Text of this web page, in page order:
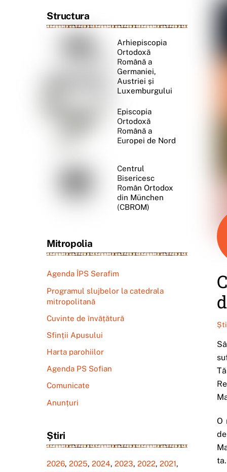
O
Structura
Arhiepiscopia
Ortodoxă
Română a
Germaniei,
Austriei și
Luxemburgului
Episcopia
Ortodoxă
Română a
Europei de Nord
Centrul
Bisericesc
Român Ortodox
din München
(CBROM)
Mitropolia
Agenda ÎPS Serafim
Programul slujbelor la catedrala
mitropolitană
Cuvinte de învățătură
Sfinții Apusului
Harta parohiilor
Agenda PS Sofian
Comunicate
Anunțuri
Știri
2026, 2025, 2024, 2023, 2022, 2021,